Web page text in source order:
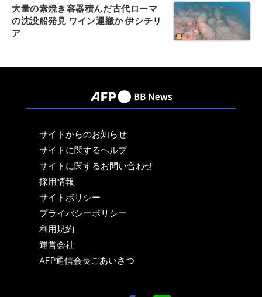
大量の素焼き容器積んだ古代ローマ
の沈没船発見 ワイン運搬か 伊シチリ
ア
サイトからのお知らせ
サイトに関するヘルプ
サイトに関するお問い合わせ
採用情報
サイトポリシー
プライバシーポリシー
利用規約
運営会社
AFP通信会長ごあいさつ